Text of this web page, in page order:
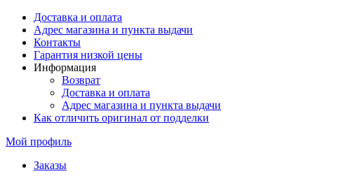
Доставка и оплата
Адрес магазина и пункта выдачи
Контакты
Гарантия низкой цены
Информация
Возврат
Доставка и оплата
Адрес магазина и пункта выдачи
Как отличить оригинал от подделки
Мой профиль
Заказы